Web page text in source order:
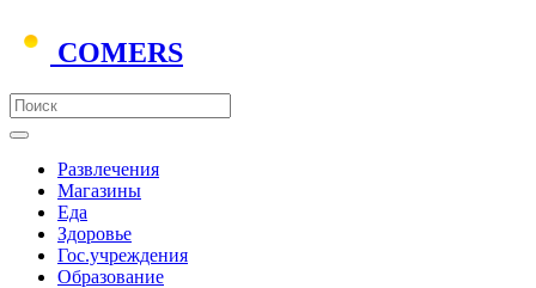
COMERS
Развлечения
Магазины
Еда
Здоровье
Гос.учреждения
Образование